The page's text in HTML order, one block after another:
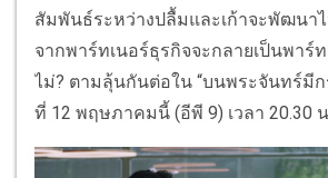
สัมพันธ์ระหว่างปลื้มและเก้าจะพัฒนา
จากพาร์ทเนอร์ธุรกิจจะกลายเป็นพาร์
ไม่? ตามลุ้นกันต่อใน “บนพระจันทร์มีก
ที่ 12 พฤษภาคมนี้ (อีพี 9) เวลา 20.30